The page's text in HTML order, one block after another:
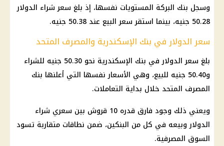
وسجل بنك البركة المستويات نفسها، إذ بلغ سعر شراء الدولار
50.28 جنيه، بينما استقر سعر البيع عند 50.38 جنيه.
سعر الدولار في بنك الإسكندرية والمصرف المتحد
بلغ سعر الدولار
في بنك الإسكندرية نحو 50.30 جنيه للشراء
و50.40 جنيه للبيع، وهي الأسعار نفسها التي أعلنها بنك
المصرف المتحد خلال بداية التعاملات.
ويعني ذلك وجود فارق قدره 10 قروش بين سعري شراء
الدولاروبيعه في كل من البنكين، ضمن نطاقات متقاربة تسود
السوق المصرفية.